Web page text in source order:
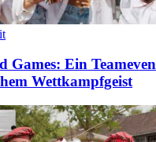
Games: Ein
Wettkampfgeist